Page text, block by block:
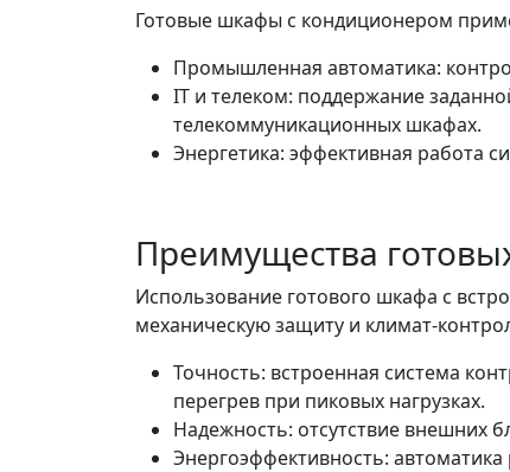
Готовые шкафы с кондиционером
Промышленная автоматика:
IT и телеком: поддержание
телекоммуникационных шкафах.
Энергетика: эффективная работа
Преимущества
Использование готового шкафа с
механическую защиту и климат-
Точность: встроенная система
перегрев при пиковых нагрузках.
Надежность: отсутствие внешних
Энергоэффективность: